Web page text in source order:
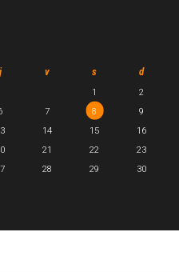
j v s d
1
2
7 8
9
14 15
16
21 22
23
28 29
30